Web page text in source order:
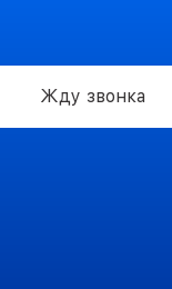
Жду звонка